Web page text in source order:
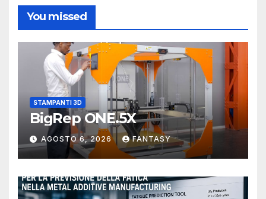
You missed
STAMPANTI 3D
BigRep ONE.5X
AGOSTO 6, 2026 FANTASY